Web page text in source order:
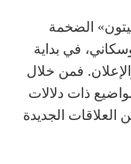
الضخمة
في بداية
فمن خلال
ذات دلالات
العلاقات الجديدة